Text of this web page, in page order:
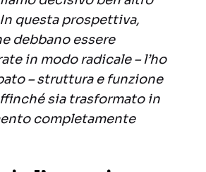
questa prospettiva,
debbano essere
in modo radicale – l’ho
– struttura e funzione
sia trasformato in
completamente